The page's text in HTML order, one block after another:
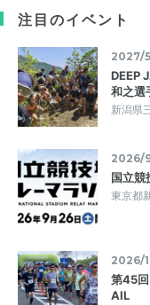
注目のイベント
2027/
DEEP
和之選
新潟県
2026/
国立競
東京都
2026/
第45
AIL